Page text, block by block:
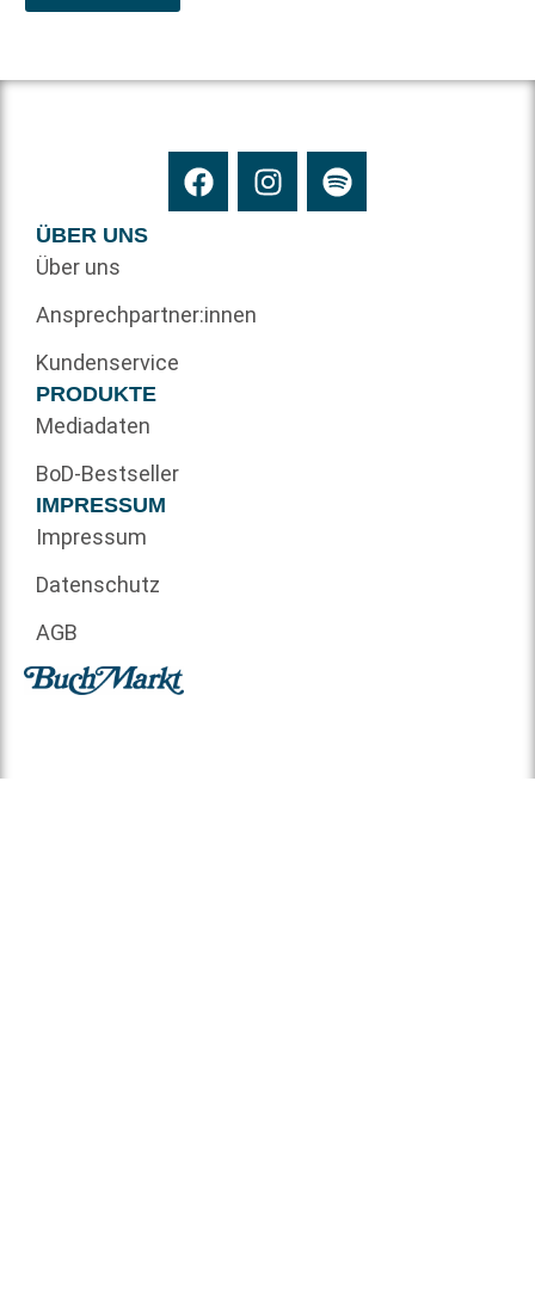
ÜBER UNS
Über uns
Ansprechpartner:innen
Kundenservice
PRODUKTE
Mediadaten
BoD-Bestseller
IMPRESSUM
Impressum
Datenschutz
AGB